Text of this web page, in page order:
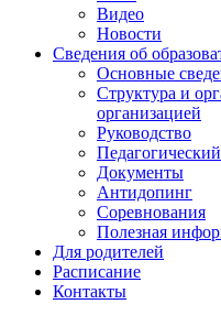
Видео
Новости
Сведения об
Основные
Структура и
организацией
Руководство
Педагогический
Документы
Антидопинг
Соревнования
Полезная
Для родителей
Расписание
Контакты